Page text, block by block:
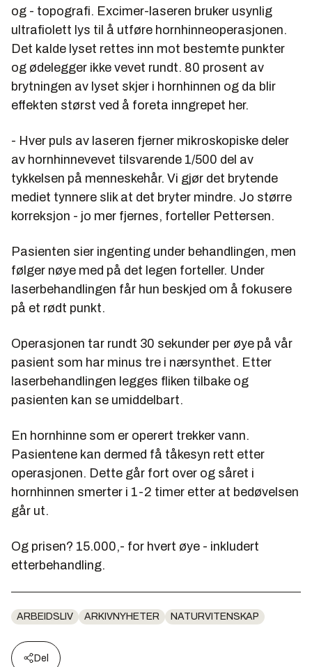
og - topografi. Excimer-laseren bruker usynlig
ultrafiolett lys til å utføre hornhinneoperasjonen.
Det kalde lyset rettes inn mot bestemte punkter
og ødelegger ikke vevet rundt. 80 prosent av
brytningen av lyset skjer i hornhinnen og da blir
effekten størst ved å foreta inngrepet her.
- Hver puls av laseren fjerner mikroskopiske deler
av hornhinnevevet tilsvarende 1/500 del av
tykkelsen på menneskehår. Vi gjør det brytende
mediet tynnere slik at det bryter mindre. Jo større
korreksjon - jo mer fjernes, forteller Pettersen.
Pasienten sier ingenting under behandlingen, men
følger nøye med på det legen forteller. Under
laserbehandlingen får hun beskjed om å fokusere
på et rødt punkt.
Operasjonen tar rundt 30 sekunder per øye på vår
pasient som har minus tre i nærsynthet. Etter
laserbehandlingen legges fliken tilbake og
pasienten kan se umiddelbart.
En hornhinne som er operert trekker vann.
Pasientene kan dermed få tåkesyn rett etter
operasjonen. Dette går fort over og såret i
hornhinnen smerter i 1-2 timer etter at bedøvelsen
går ut.
Og prisen? 15.000,- for hvert øye - inkludert
etterbehandling.
ARBEIDSLIV ARKIVNYHETER NATURVITENSKAP
Del